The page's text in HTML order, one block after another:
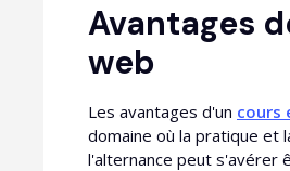
Avantages
web
Les avantages d'un cours
domaine où la pratique et
l'alternance peut s'avérer